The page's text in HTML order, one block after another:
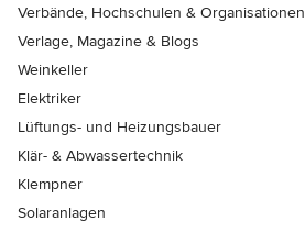
Verbände, Hochschulen & Organisationen
Verlage, Magazine & Blogs
Weinkeller
Elektriker
Lüftungs- und Heizungsbauer
Klär- & Abwassertechnik
Klempner
Solaranlagen